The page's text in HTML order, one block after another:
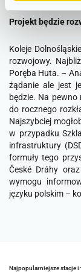
Projekt będzie
Koleje
rozwojowy.
Poręba Huta. –
żądanie ale jest
będzie. Na pewno
do rocznego
Najszybciej
w przypadku
infrastruktury
formuły tego
České Dráhy
wymogu
języku polskim –
Najpopularniejsze stacje i